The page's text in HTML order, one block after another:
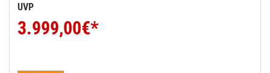
UVP
3.999,00€*